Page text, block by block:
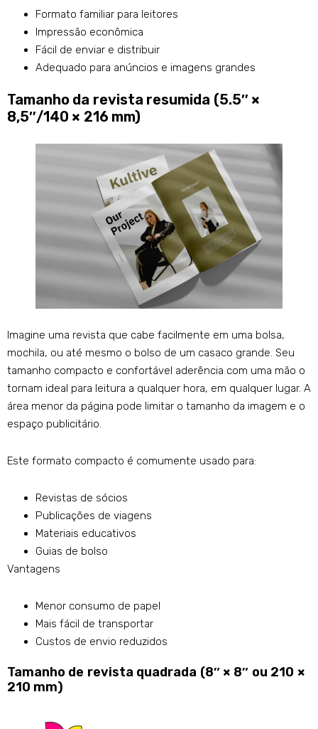
Formato familiar para leitores
Impressão econômica
Fácil de enviar e distribuir
Adequado para anúncios e imagens grandes
Tamanho da revista resumida (5.5″ ×
8,5″/140 × 216 mm)
Imagine uma revista que cabe facilmente em uma bolsa,
mochila, ou até mesmo o bolso de um casaco grande. Seu
tamanho compacto e confortável aderência com uma mão o
tornam ideal para leitura a qualquer hora, em qualquer lugar. A
área menor da página pode limitar o tamanho da imagem e o
espaço publicitário.
Este formato compacto é comumente usado para:
Revistas de sócios
Publicações de viagens
Materiais educativos
Guias de bolso
Vantagens
Menor consumo de papel
Mais fácil de transportar
Custos de envio reduzidos
Tamanho de revista quadrada (8″ × 8″ ou 210 ×
210 mm)